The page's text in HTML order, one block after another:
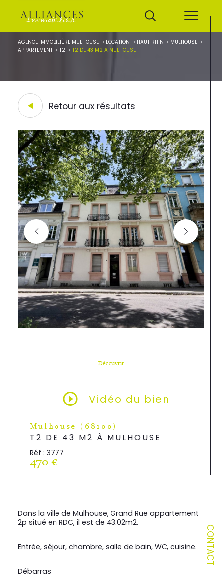
CONTACT
AGENCE IMMOBILIÈRE MULHOUSE LOCATION HAUT RHIN
MULHOUSE
APPARTEMENT
T2 T2 DE 43 M2 A MULHOUSE
Retour aux résultats
Découvrir
Vidéo du bien
Mulhouse (68100)
T2 DE 43 M2 À MULHOUSE
Réf : 3777
470 €
Dans la ville de Mulhouse, Grand Rue appartement
2p situé en RDC, il est de 43.02m2.
Entrée, séjour, chambre, salle de bain, WC, cuisine.
Débarras